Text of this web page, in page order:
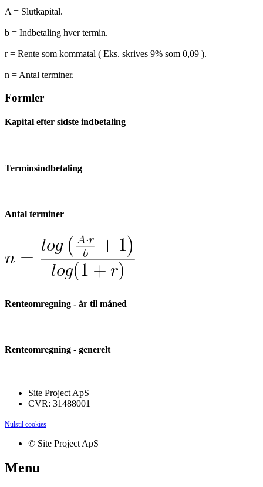
A = Slutkapital.
b = Indbetaling hver termin.
r = Rente som kommatal ( Eks. skrives 9% som 0,09 ).
n = Antal terminer.
Formler
Kapital efter sidste indbetaling
Terminsindbetaling
Antal terminer
Renteomregning - år til måned
Renteomregning - generelt
Site Project ApS
CVR: 31488001
Nulstil cookies
© Site Project ApS
Menu